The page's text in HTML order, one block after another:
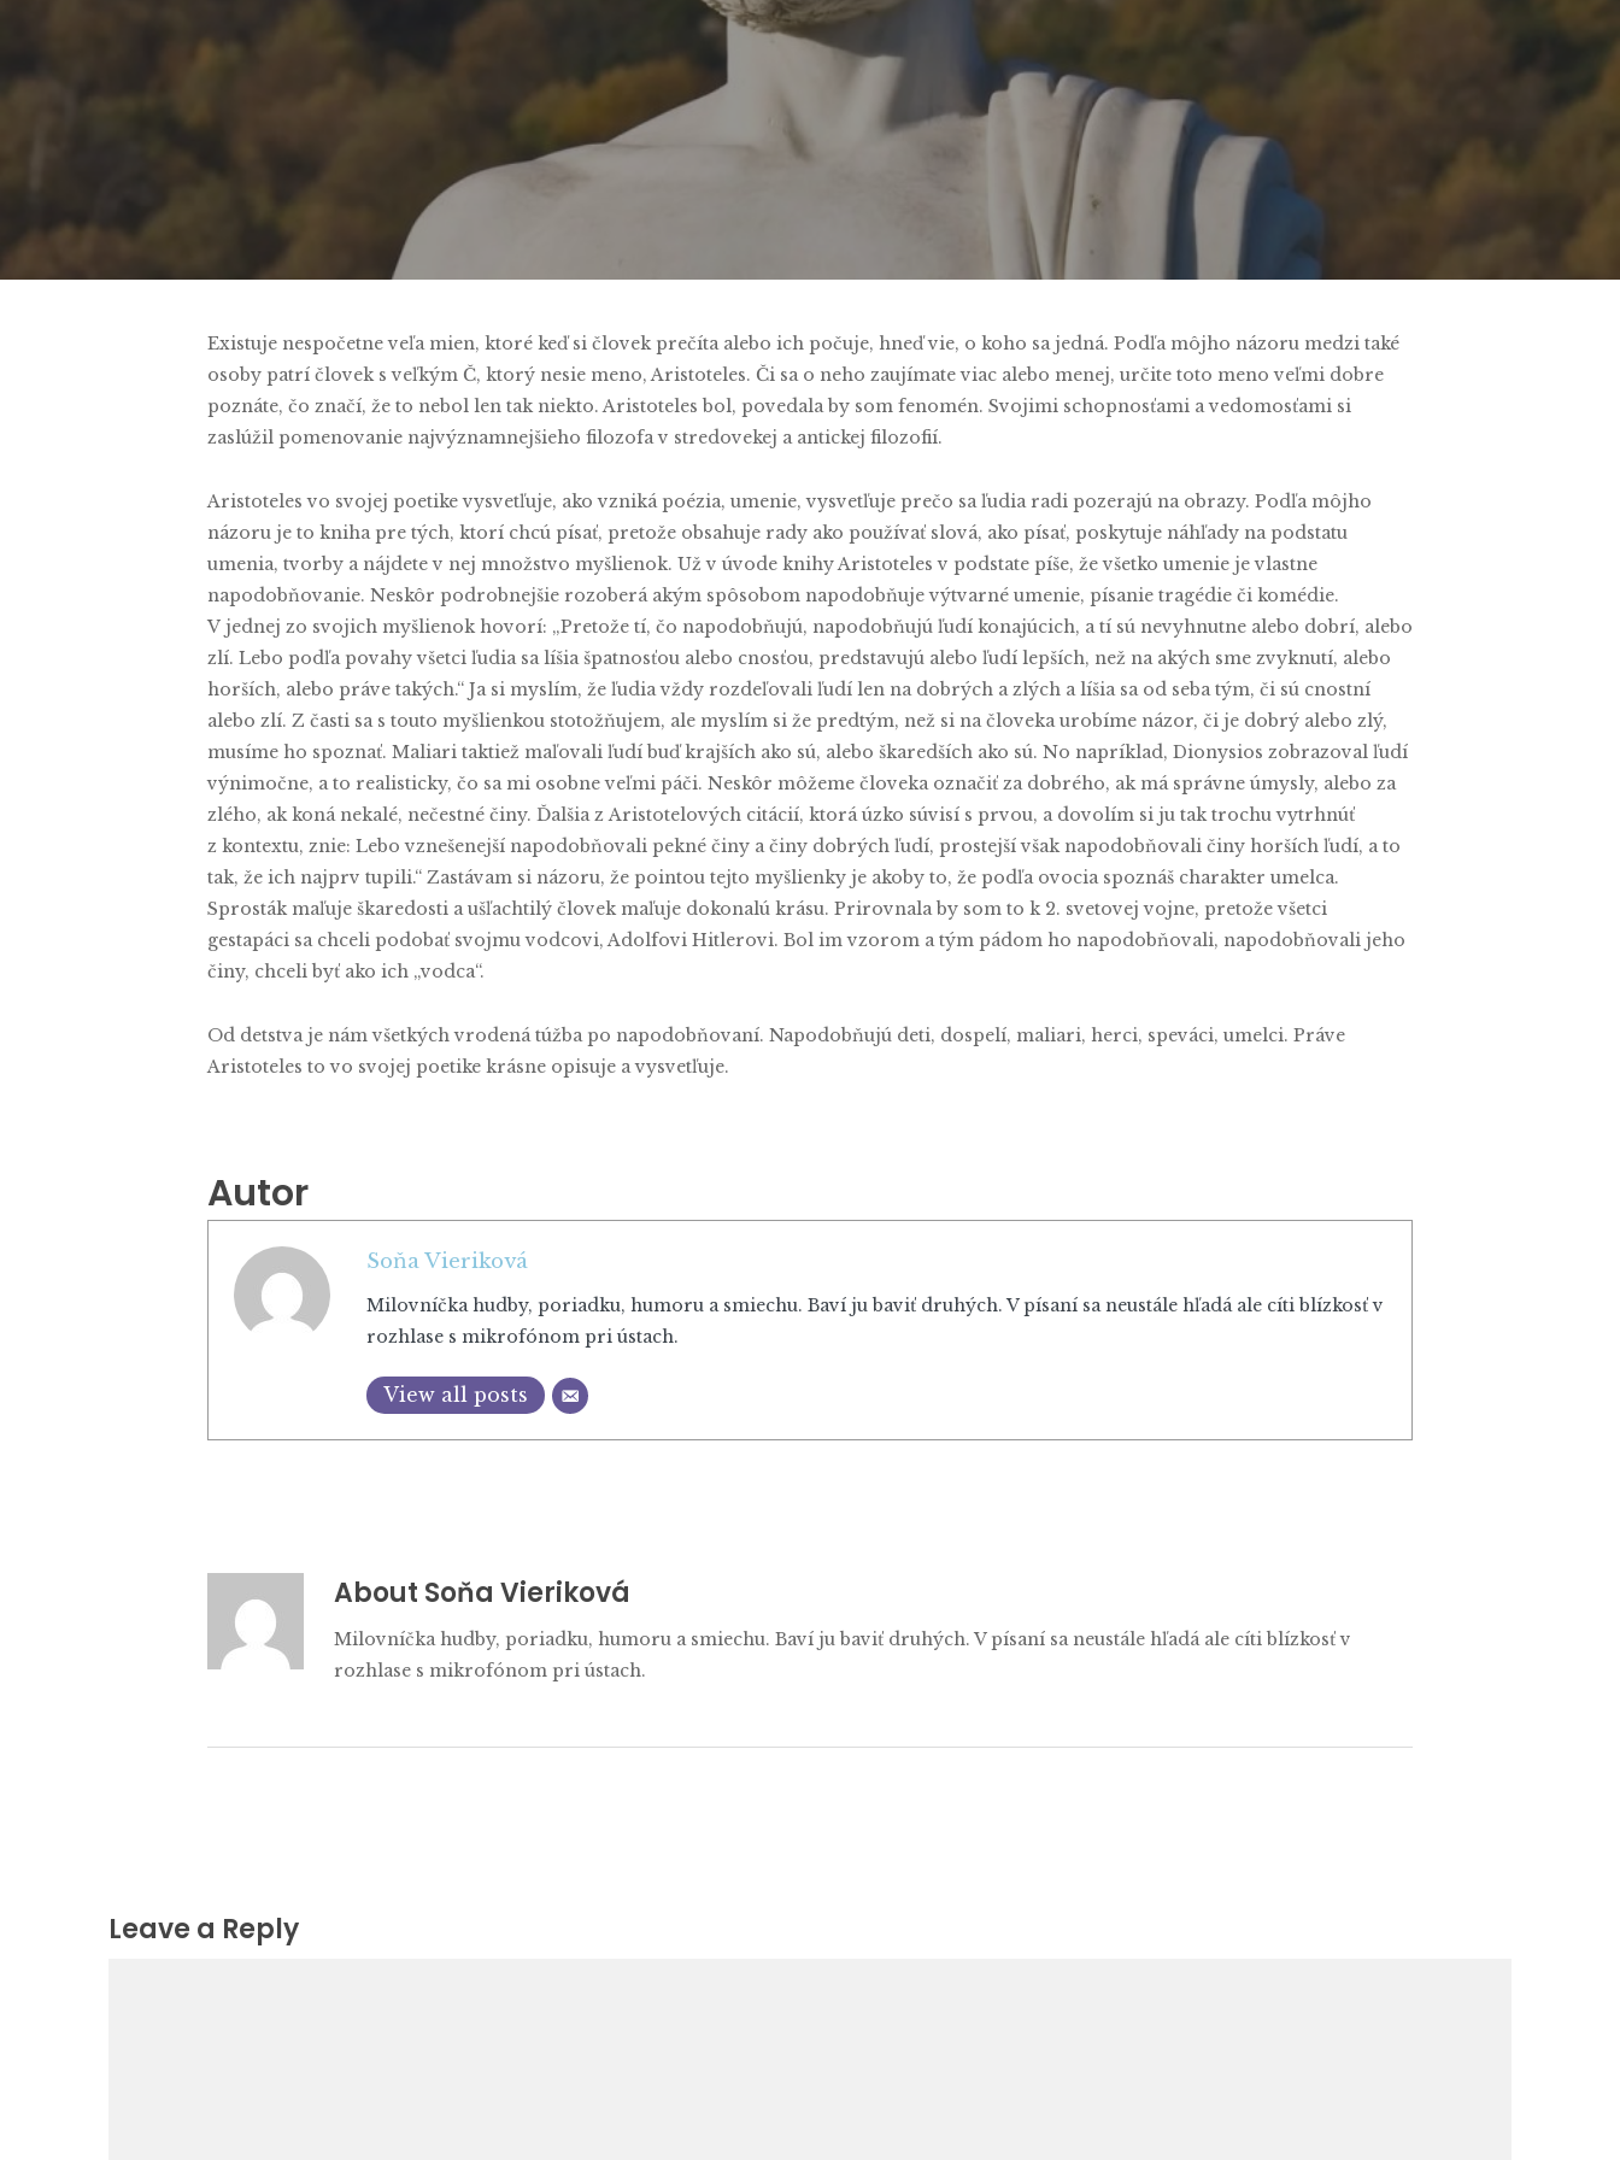
No Comments
Existuje nespočetne veľa mien, ktoré keď si človek prečíta alebo ich počuje, hneď vie, o koho sa jedná. Podľa môjho názoru medzi také
osoby patrí človek s veľkým Č, ktorý nesie meno, Aristoteles. Či sa o neho zaujímate viac alebo menej, určite toto meno veľmi dobre
poznáte, čo značí, že to nebol len tak niekto. Aristoteles bol, povedala by som fenomén. Svojimi schopnosťami a vedomosťami si
zaslúžil pomenovanie najvýznamnejšieho filozofa v stredovekej a antickej filozofií.
Aristoteles vo svojej poetike vysvetľuje, ako vzniká poézia, umenie, vysvetľuje prečo sa ľudia radi pozerajú na obrazy. Podľa môjho
názoru je to kniha pre tých, ktorí chcú písať, pretože obsahuje rady ako používať slová, ako písať, poskytuje náhľady na podstatu
umenia, tvorby a nájdete v nej množstvo myšlienok. Už v úvode knihy Aristoteles v podstate píše, že všetko umenie je vlastne
napodobňovanie. Neskôr podrobnejšie rozoberá akým spôsobom napodobňuje výtvarné umenie, písanie tragédie či komédie.
V jednej zo svojich myšlienok hovorí: „Pretože tí, čo napodobňujú, napodobňujú ľudí konajúcich, a tí sú nevyhnutne alebo dobrí, alebo
zlí. Lebo podľa povahy všetci ľudia sa líšia špatnosťou alebo cnosťou, predstavujú alebo ľudí lepších, než na akých sme zvyknutí, alebo
horších, alebo práve takých.“ Ja si myslím, že ľudia vždy rozdeľovali ľudí len na dobrých a zlých a líšia sa od seba tým, či sú cnostní
alebo zlí. Z časti sa s touto myšlienkou stotožňujem, ale myslím si že predtým, než si na človeka urobíme názor, či je dobrý alebo zlý,
musíme ho spoznať. Maliari taktiež maľovali ľudí buď krajších ako sú, alebo škaredších ako sú. No napríklad, Dionysios zobrazoval ľudí
výnimočne, a to realisticky, čo sa mi osobne veľmi páči. Neskôr môžeme človeka označiť za dobrého, ak má správne úmysly, alebo za
zlého, ak koná nekalé, nečestné činy. Ďalšia z Aristotelových citácií, ktorá úzko súvisí s prvou, a dovolím si ju tak trochu vytrhnúť
z kontextu, znie: Lebo vznešenejší napodobňovali pekné činy a činy dobrých ľudí, prostejší však napodobňovali činy horších ľudí, a to
tak, že ich najprv tupili.“ Zastávam si názoru, že pointou tejto myšlienky je akoby to, že podľa ovocia spoznáš charakter umelca.
Sprosták maľuje škaredosti a ušľachtilý človek maľuje dokonalú krásu. Prirovnala by som to k 2. svetovej vojne, pretože všetci
gestapáci sa chceli podobať svojmu vodcovi, Adolfovi Hitlerovi. Bol im vzorom a tým pádom ho napodobňovali, napodobňovali jeho
činy, chceli byť ako ich „vodca“.
Od detstva je nám všetkých vrodená túžba po napodobňovaní. Napodobňujú deti, dospelí, maliari, herci, speváci, umelci. Práve
Aristoteles to vo svojej poetike krásne opisuje a vysvetľuje.
Autor
Soňa Vieriková
Milovníčka hudby, poriadku, humoru a smiechu. Baví ju baviť druhých. V písaní sa neustále hľadá ale cíti blízkosť v
rozhlase s mikrofónom pri ústach.
View all posts
About Soňa Vieriková
Milovníčka hudby, poriadku, humoru a smiechu. Baví ju baviť druhých. V písaní sa neustále hľadá ale cíti blízkosť v
rozhlase s mikrofónom pri ústach.
Leave a Reply